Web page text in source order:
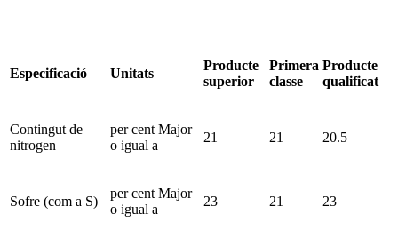
Especificació Unitats
Producte
superior
Primera
classe
Producte
qualificat
Contingut de
nitrogen
per cent Major
o igual a
21 21 20.5
Sofre (com a S)
per cent Major
o igual a
23 21 23